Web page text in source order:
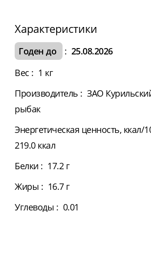
Характеристики
Годен до : 25.08.2026
Вес : 1 кг
Производитель : ЗАО
рыбак
Энергетическая ценность, ккал/
219.0 ккал
Белки : 17.2 г
Жиры : 16.7 г
Углеводы : 0.01